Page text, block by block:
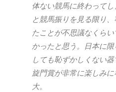
体ない競馬に終わって
と競馬振りを見る限り
たことが不思議なくら
かったと思う。日本に
しても恥ずかしくない
旋門賞が非常に楽しみに
大。